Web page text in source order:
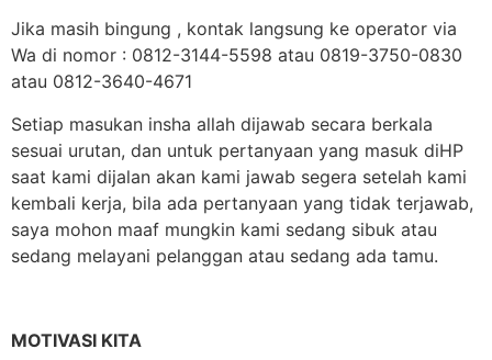
Jika masih bingung , kontak langsung ke operator via
Wa di nomor : 0812-3144-5598 atau 0819-3750-0830
atau 0812-3640-4671
Setiap masukan insha allah dijawab secara berkala
sesuai urutan, dan untuk pertanyaan yang masuk diHP
saat kami dijalan akan kami jawab segera setelah kami
kembali kerja, bila ada pertanyaan yang tidak terjawab,
saya mohon maaf mungkin kami sedang sibuk atau
sedang melayani pelanggan atau sedang ada tamu.
MOTIVASI KITA